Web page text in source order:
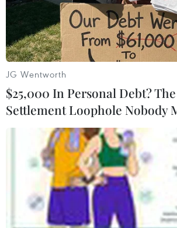
triệu lượt, tăng vọt so với mức 2,44
nhận vào tháng trước đó.
JG Wentworth
$25,000 In Personal Debt?
Settlement Loophole Nobody